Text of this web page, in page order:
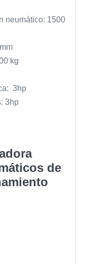
neumático: 1500
kg
3hp
3hp
de